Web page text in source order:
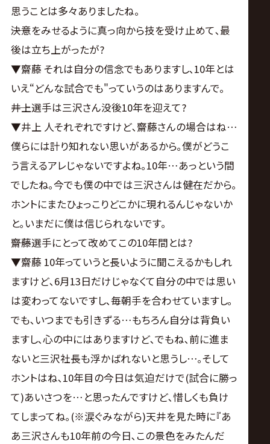
思うことは多々ありましたね。
――決意をみせるように真っ向から技を受け止めて､最
後は立ち上がったが?
▼齋藤 それは自分の信念でもありますし､10年とは
いえ“どんな試合でも"っていうのはありますんで。
――井上選手は三沢さん没後10年を迎えて?
▼井上 人それぞれですけど､齋藤さんの場合はね…
僕らには計り知れない思いがあるから｡僕がどうこ
う言えるアレじゃないですよね｡10年…あっという間
でしたね｡今でも僕の中では三沢さんは健在だから｡
ホントにまたひょっこりどこかに現れるんじゃないか
と｡いまだに僕は信じられないです。
――齋藤選手にとって改めてこの10年間とは?
▼齋藤 10年っていうと長いように聞こえるかもしれ
ますけど､6月13日だけじゃなくて自分の中では思い
は変わってないですし､毎朝手を合わせていますし｡
でも､いつまでも引きずる…もちろん自分は背負い
ますし､心の中にはありますけど､でもね､前に進ま
ないと三沢社長も浮かばれないと思うし…｡そして
ホントはね､10年目の今日は気迫だけで(試合に勝っ
て)あいさつを…と思ったんですけど､惜しくも負け
てしまってね｡(※涙ぐみながら)天井を見た時に『あ
あ三沢さんも10年前の今日､この景色をみたんだ